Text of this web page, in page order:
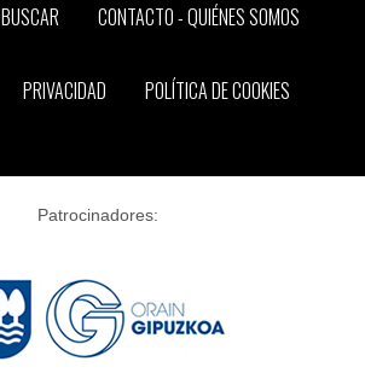
BUSCAR CONTACTO - QUIÉNES SOMOS
PRIVACIDAD POLÍTICA DE COOKIES
Patrocinadores: